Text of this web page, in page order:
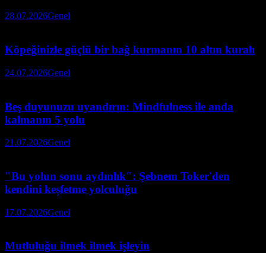
28.07.2026Genel
Köpeğinizle güçlü bir bağ kurmanın 10 altın kuralı
24.07.2026Genel
Beş duyunuzu uyandırın: Mindfulness ile anda
kalmanın 5 yolu
21.07.2026Genel
"Bu yolun sonu aydınlık": Şebnem Toker'den
kendini keşfetme yolculuğu
17.07.2026Genel
Mutluluğu ilmek ilmek işleyin